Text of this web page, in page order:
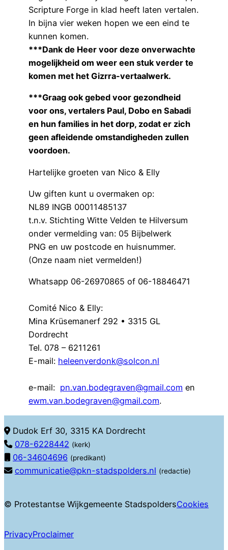
Scripture Forge in klad heeft laten vertalen.
In bijna vier weken hopen we een eind te
kunnen komen.
***Dank de Heer voor deze onverwachte
mogelijkheid om weer een stuk verder te
komen met het Gizrra-vertaalwerk.
***Graag ook gebed voor gezondheid
voor ons, vertalers Paul, Dobo en Sabadi
en hun families in het dorp, zodat er zich
geen afleidende omstandigheden zullen
voordoen.
Hartelijke groeten van Nico & Elly
Uw giften kunt u overmaken op:
NL89 INGB 00011485137
t.n.v. Stichting Witte Velden te Hilversum
onder vermelding van: 05 Bijbelwerk
PNG en uw postcode en huisnummer.
(Onze naam niet vermelden!)
Whatsapp 06-26970865 of 06-18846471
Comité Nico & Elly:
Mina Krüsemanerf 292 • 3315 GL
Dordrecht
Tel. 078 – 6211261
E-mail: heleenverdonk@solcon.nl
e-mail: pn.van.bodegraven@gmail.com en
ewm.van.bodegraven@gmail.com.
Dudok Erf 30, 3315 KA Dordrecht
078-6228442 (kerk)
06-34604696 (predikant)
communicatie@pkn-stadspolders.nl (redactie)
© Protestantse Wijkgemeente StadspoldersCookies
PrivacyProclaimer